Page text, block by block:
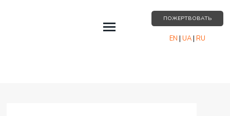
ПОЖЕРТВОВАТЬ
EN |UA|RU